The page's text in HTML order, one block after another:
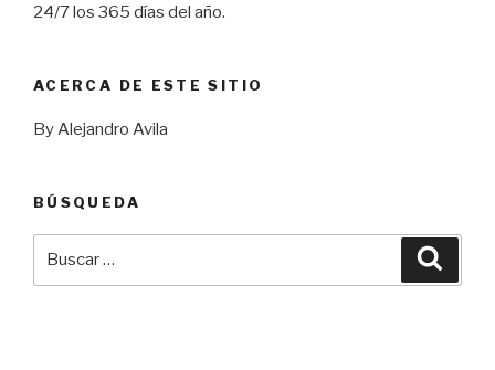
24/7 los 365 días del año.
ACERCA DE ESTE SITIO
By Alejandro Avila
BÚSQUEDA